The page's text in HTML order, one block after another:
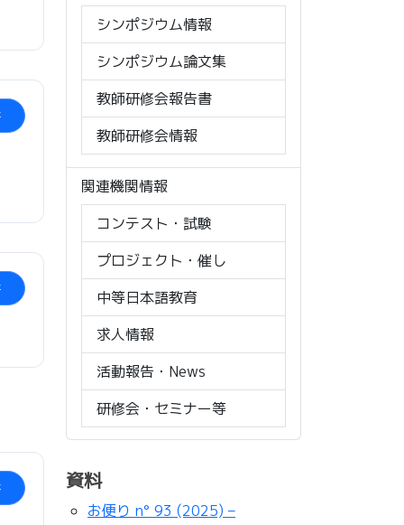
シンポジウム情報
シンポジウム論文集
教師研修会報告書
教師研修会情報
関連機関情報
コンテスト・試験
プロジェクト・催し
中等日本語教育
求人情報
活動報告・News
研修会・セミナー等
資料
お便り n° 93 (2025) –